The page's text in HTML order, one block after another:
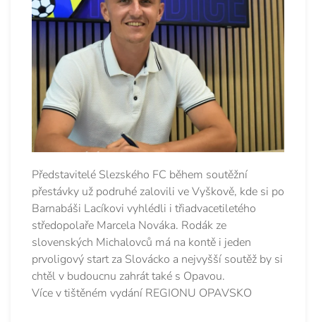
Představitelé Slezského FC během soutěžní
přestávky už podruhé zalovili ve Vyškově, kde si po
Barnabáši Lacíkovi vyhlédli i třiadvacetiletého
středopolaře Marcela Nováka. Rodák ze
slovenských Michalovců má na kontě i jeden
prvoligový start za Slovácko a nejvyšší soutěž by si
chtěl v budoucnu zahrát také s Opavou.
Více v tištěném vydání REGIONU OPAVSKO